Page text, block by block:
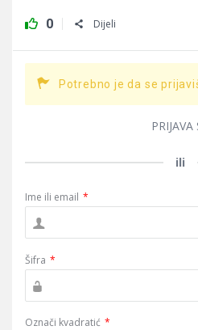
0 Dijeli
Potrebno je da se
PRIJAVA
ili
Ime ili email *
Šifra *
Označi kvadratić *